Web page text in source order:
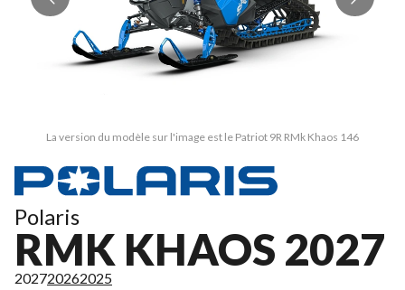
La version du modèle sur l'image est le Patriot 9R RMk Khaos 146
Polaris
RMK KHAOS 2027
202720262025